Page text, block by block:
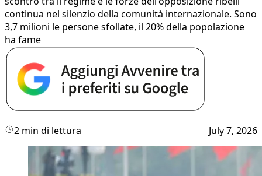
continua nel silenzio della comunità internazionale. Sono
3,7 milioni le persone sfollate, il 20% della popolazione
ha fame
2 min di lettura July 7, 2026